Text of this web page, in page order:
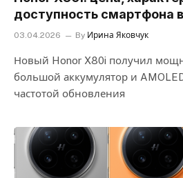
доступность смартфона
03.04.2026 By Ирина Яковчук
Новый Honor X80i получил
большой аккумулятор и
частотой обновления